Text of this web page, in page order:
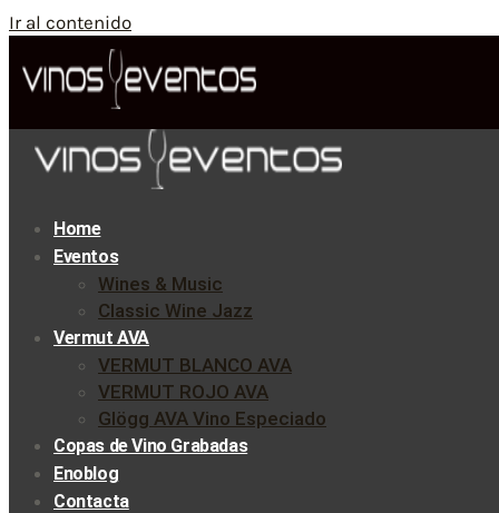
Ir al contenido
Home
Eventos
Wines & Music
Classic Wine Jazz
Vermut AVA
VERMUT BLANCO AVA
VERMUT ROJO AVA
Glögg AVA Vino Especiado
Copas de Vino Grabadas
Enoblog
Contacta